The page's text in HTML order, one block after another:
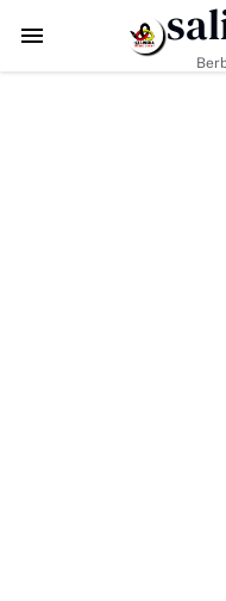
TMMD ke-129 Tak Hanya